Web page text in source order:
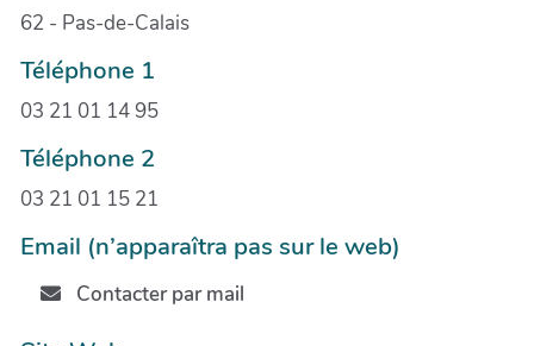
62 - Pas-de-Calais
Téléphone 1
03 21 01 14 95
Téléphone 2
03 21 01 15 21
Email (n’apparaîtra pas sur le web)
Contacter par mail